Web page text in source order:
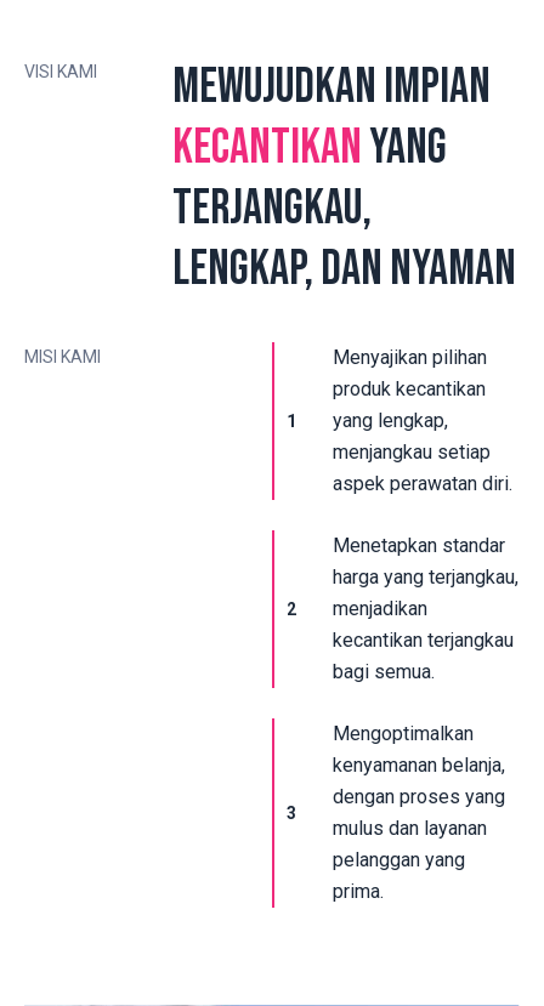
VISI KAMI
Mewujudkan impian
kecantikanyang
terjangkau,
lengkap, dan nyaman
MISI KAMI
1
Menyajikan pilihan
produk kecantikan
yang lengkap,
menjangkau setiap
aspek perawatan diri.
2
Menetapkan standar
harga yang terjangkau,
menjadikan
kecantikan terjangkau
bagi semua.
3
Mengoptimalkan
kenyamanan belanja,
dengan proses yang
mulus dan layanan
pelanggan yang
prima.